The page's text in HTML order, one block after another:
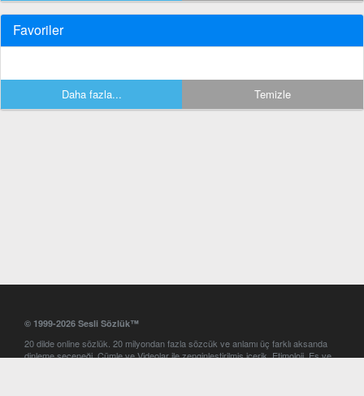
Favoriler
Daha fazla... Temizle
© 1999-2026 Sesli Sözlük™
20 dilde online sözlük. 20 milyondan fazla sözcük ve anlamı üç farklı aksanda
dinleme seçeneği. Cümle ve Videolar ile zenginleştirilmiş içerik. Etimoloji, Eş ve